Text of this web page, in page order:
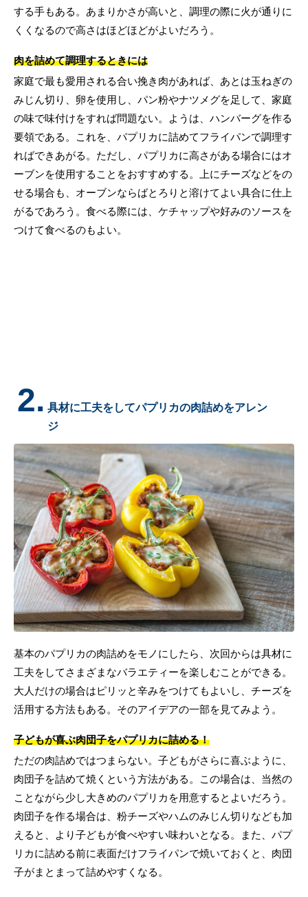
する手もある。あまりかさが高いと、調理の際に火が通りに
くくなるので高さはほどほどがよいだろう。
肉を詰めて調理するときには
家庭で最も愛用される合い挽き肉があれば、あとは玉ねぎの
みじん切り、卵を使用し、パン粉やナツメグを足して、家庭
の味で味付けをすれば問題ない。ようは、ハンバーグを作る
要領である。これを、パプリカに詰めてフライパンで調理す
ればできあがる。ただし、パプリカに高さがある場合にはオ
ーブンを使用することをおすすめする。上にチーズなどをの
せる場合も、オーブンならばとろりと溶けてよい具合に仕上
がるであろう。食べる際には、ケチャップや好みのソースを
つけて食べるのもよい。
2. 具材に工夫をしてパプリカの肉詰めをアレン
ジ
基本のパプリカの肉詰めをモノにしたら、次回からは具材に
工夫をしてさまざまなバラエティーを楽しむことができる。
大人だけの場合はピリッと辛みをつけてもよいし、チーズを
活用する方法もある。そのアイデアの一部を見てみよう。
子どもが喜ぶ肉団子をパプリカに詰める！
ただの肉詰めではつまらない。子どもがさらに喜ぶように、
肉団子を詰めて焼くという方法がある。この場合は、当然の
ことながら少し大きめのパプリカを用意するとよいだろう。
肉団子を作る場合は、粉チーズやハムのみじん切りなども加
えると、より子どもが食べやすい味わいとなる。また、パプ
リカに詰める前に表面だけフライパンで焼いておくと、肉団
子がまとまって詰めやすくなる。